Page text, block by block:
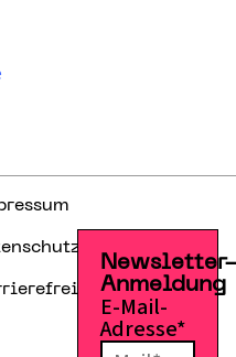
Anmeldung
E-Mail-
Adresse*